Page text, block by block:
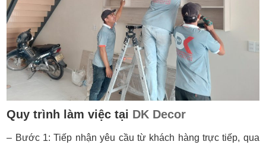
Quy trình làm việc tại DK Decor
– Bước 1: Tiếp nhận yêu cầu từ khách hàng trực tiếp, qua